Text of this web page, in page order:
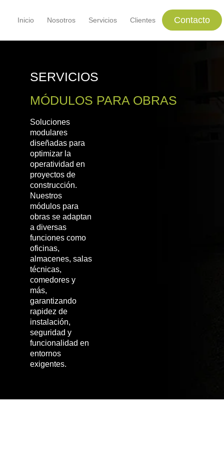
Inicio Nosotros Servicios Clientes Contacto
SERVICIOS
MÓDULOS PARA OBRAS
Soluciones
modulares
diseñadas para
optimizar la
operatividad en
proyectos de
construcción.
Nuestros
módulos para
obras se adaptan
a diversas
funciones como
oficinas,
almacenes, salas
técnicas,
comedores y
más,
garantizando
rapidez de
instalación,
seguridad y
funcionalidad en
entornos
exigentes.